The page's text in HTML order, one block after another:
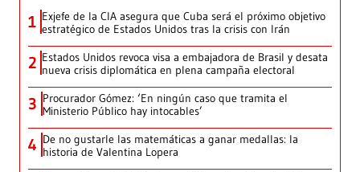
1 Exjefe de la CIA asegura que Cuba será el próximo objetivo
estratégico de Estados Unidos tras la crisis con Irán
2 Estados Unidos revoca visa a embajadora de Brasil y desata
nueva crisis diplomática en plena campaña electoral
3 Procurador Gómez: ‘En ningún caso que tramita el
Ministerio Público hay intocables’
4 De no gustarle las matemáticas a ganar medallas: la
historia de Valentina Lopera